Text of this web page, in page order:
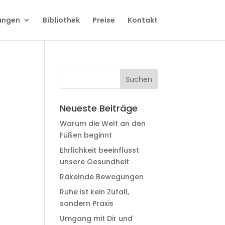
Bibliothek Preise Kontakt
Neueste Beiträge
Warum die Welt an den
Füßen beginnt
Ehrlichkeit beeinflusst
unsere Gesundheit
Räkelnde Bewegungen
Ruhe ist kein Zufall,
sondern Praxis
Umgang mit Dir und